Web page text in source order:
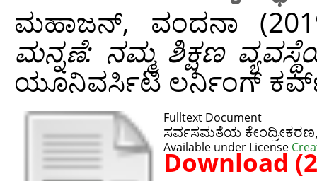
ಮಹಾಜನ್, ವಂದನಾ
ಮನ್ನಣೆ: ನಮ್ಮ ಶಿಕ್ಷಣ
ಯೂನಿವರ್ಸಿಟಿ ಲರ್ನಿಂಗ್ ಕರ್ವ್
Fulltext Document
ಸರ್ವಸಮತೆಯ
Available under License
Download